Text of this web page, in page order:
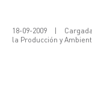
18-09-2009 |
la Producción y